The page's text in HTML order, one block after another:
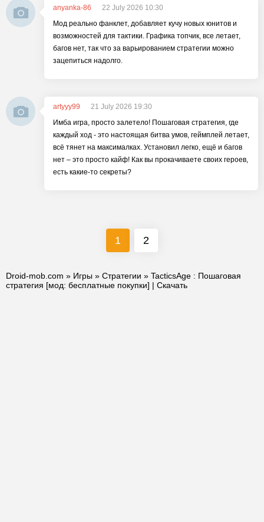
anyanka-86
22 July 2026 10:30
Мод реально фанклет, добавляет кучу новых юнитов и
возможностей для тактики. Графика топчик, все летает,
багов нет, так что за варьированием стратегии можно
зацепиться надолго.
artyyy99
21 July 2026 19:30
Имба игра, просто залетело! Пошаговая стратегия, где
каждый ход - это настоящая битва умов, геймплей летает,
всё тянет на максималках. Установил легко, ещё и багов
нет – это просто кайф! Как вы прокачиваете своих героев,
есть какие-то секреты?
1 2
Droid-mob.com » Игры » Стратегии » TacticsAge : Пошаговая
стратегия [мод: бесплатные покупки] | Скачать